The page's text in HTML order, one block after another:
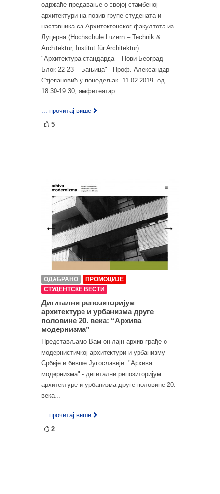
одржаће предавање о својој стамбеној
архитектури на позив групе студената и
наставника са Архитектонског факултета из
Луцерна (Hochschule Luzern – Technik &
Architektur, Institut für Architektur):
"Архитектура стандарда – Нови Београд –
Блок 22-23 – Бањица" - Проф. Александар
Стјепановић у понедељак. 11.02.2019. од
18:30-19:30, амфитеатар.
... прочитај више
5
ОДАБРАНО
ПРОМОЦИЈЕ
СТУДЕНТСКЕ ВЕСТИ
Дигитални репозиторијум
архитектуре и урбанизма друге
половине 20. века: “Архива
модернизма”
Представљамо Вам он-лајн архив грађе о
модернистичкој архитектури и урбанизму
Србије и бивше Југославије: "Архива
модернизма" - дигитални репозиторијум
архитектуре и урбанизма друге половине 20.
века...
... прочитај више
2